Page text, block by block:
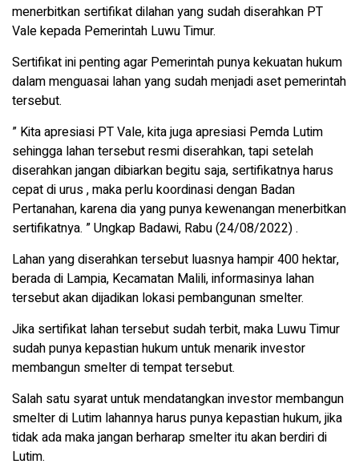
menerbitkan sertifikat dilahan yang sudah diserahkan PT
Vale kepada Pemerintah Luwu Timur.
Sertifikat ini penting agar Pemerintah punya kekuatan hukum
dalam menguasai lahan yang sudah menjadi aset pemerintah
tersebut.
” Kita apresiasi PT Vale, kita juga apresiasi Pemda Lutim
sehingga lahan tersebut resmi diserahkan, tapi setelah
diserahkan jangan dibiarkan begitu saja, sertifikatnya harus
cepat di urus , maka perlu koordinasi dengan Badan
Pertanahan, karena dia yang punya kewenangan menerbitkan
sertifikatnya. ” Ungkap Badawi, Rabu (24/08/2022) .
Lahan yang diserahkan tersebut luasnya hampir 400 hektar,
berada di Lampia, Kecamatan Malili, informasinya lahan
tersebut akan dijadikan lokasi pembangunan smelter.
Jika sertifikat lahan tersebut sudah terbit, maka Luwu Timur
sudah punya kepastian hukum untuk menarik investor
membangun smelter di tempat tersebut.
Salah satu syarat untuk mendatangkan investor membangun
smelter di Lutim lahannya harus punya kepastian hukum, jika
tidak ada maka jangan berharap smelter itu akan berdiri di
Lutim.